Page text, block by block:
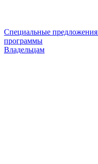
Специальные предложения
программы
Владельцам